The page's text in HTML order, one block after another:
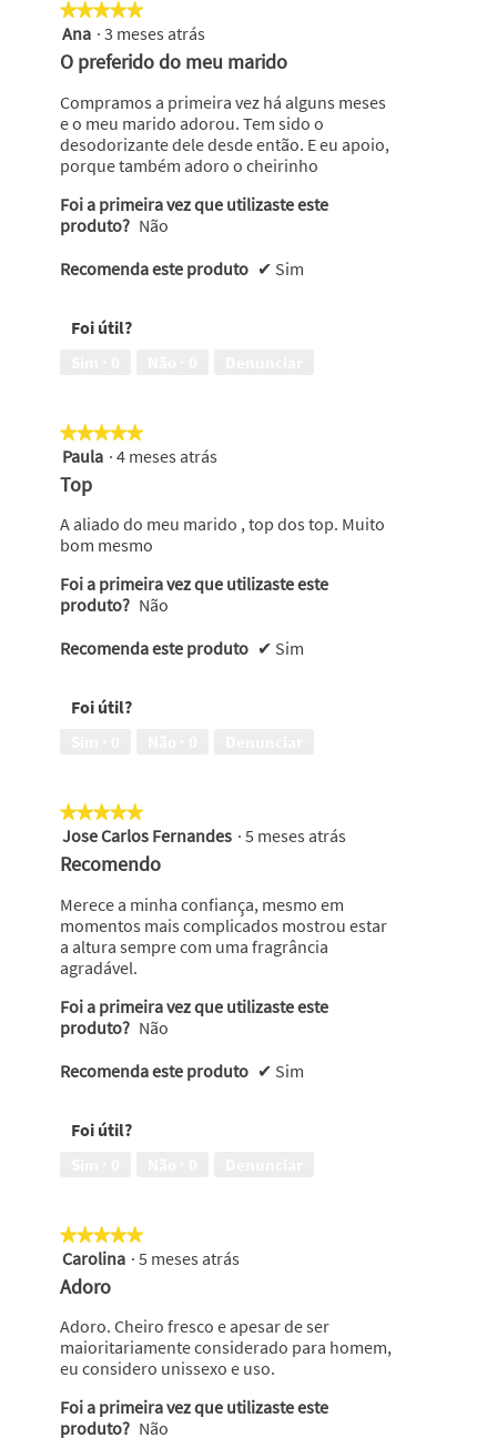
★★★★★
★★★★★
5
em
Ana · 3 meses atrás
O preferido do meu marido
Compramos a primeira vez há alguns meses
e o meu marido adorou. Tem sido o
desodorizante dele desde então. E eu apoio,
porque também adoro o cheirinho
Foi a primeira vez que utilizaste este
produto? Não
Recomenda este produto ✔ Sim
Foi útil?
★★★★★
★★★★★
5
em
5
estrelas.
Paula · 4 meses atrás
Top
A aliado do meu marido , top dos top. Muito
bom mesmo
Foi a primeira vez que utilizaste este
produto? Não
Recomenda este produto ✔ Sim
Foi útil?
★★★★★
★★★★★
5
em
Jose Carlos Fernandes · 5 meses atrás
Recomendo
Merece a minha confiança, mesmo em
momentos mais complicados mostrou estar
a altura sempre com uma fragrância
agradável.
Foi a primeira vez que utilizaste este
produto? Não
Recomenda este produto ✔ Sim
Foi útil?
★★★★★
★★★★★
5
em
5
estrelas.
Carolina · 5 meses atrás
Adoro
Adoro. Cheiro fresco e apesar de ser
maioritariamente considerado para homem,
eu considero unissexo e uso.
Foi a primeira vez que utilizaste este
produto? Não